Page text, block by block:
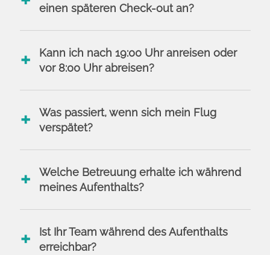
einen späteren Check-out an?
Kann ich nach 19:00 Uhr anreisen oder
vor 8:00 Uhr abreisen?
Was passiert, wenn sich mein Flug
verspätet?
Welche Betreuung erhalte ich während
meines Aufenthalts?
Ist Ihr Team während des Aufenthalts
erreichbar?